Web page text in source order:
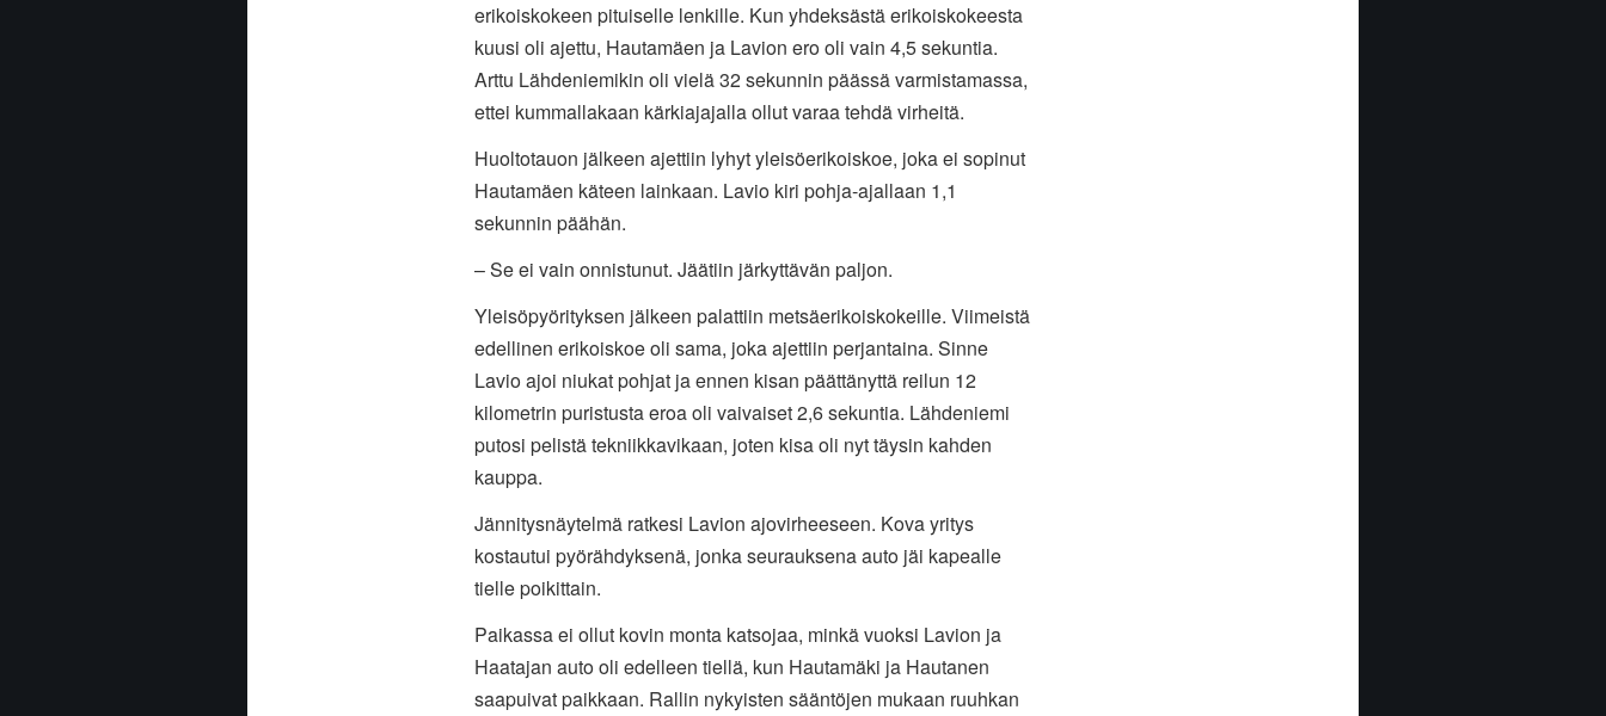
erikoiskokeen pituiselle lenkille. Kun yhdeksästä erikoiskokeesta
kuusi oli ajettu, Hautamäen ja Lavion ero oli vain 4,5 sekuntia.
Arttu Lähdeniemikin oli vielä 32 sekunnin päässä varmistamassa,
ettei kummallakaan kärkiajajalla ollut varaa tehdä virheitä.
Huoltotauon jälkeen ajettiin lyhyt yleisöerikoiskoe, joka ei sopinut
Hautamäen käteen lainkaan. Lavio kiri pohja-ajallaan 1,1
sekunnin päähän.
– Se ei vain onnistunut. Jäätiin järkyttävän paljon.
Yleisöpyörityksen jälkeen palattiin metsäerikoiskokeille. Viimeistä
edellinen erikoiskoe oli sama, joka ajettiin perjantaina. Sinne
Lavio ajoi niukat pohjat ja ennen kisan päättänyttä reilun 12
kilometrin puristusta eroa oli vaivaiset 2,6 sekuntia. Lähdeniemi
putosi pelistä tekniikkavikaan, joten kisa oli nyt täysin kahden
kauppa.
Jännitysnäytelmä ratkesi Lavion ajovirheeseen. Kova yritys
kostautui pyörähdyksenä, jonka seurauksena auto jäi kapealle
tielle poikittain.
Paikassa ei ollut kovin monta katsojaa, minkä vuoksi Lavion ja
Haatajan auto oli edelleen tiellä, kun Hautamäki ja Hautanen
saapuivat paikkaan. Rallin nykyisten sääntöjen mukaan ruuhkan